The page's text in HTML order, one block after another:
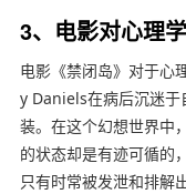
3、电影对心理
电影《禁闭岛》对于心
y Daniels在病后沉迷于
装。在这个幻想世界中
的状态却是有迹可循的
只有时常被发泄和排解